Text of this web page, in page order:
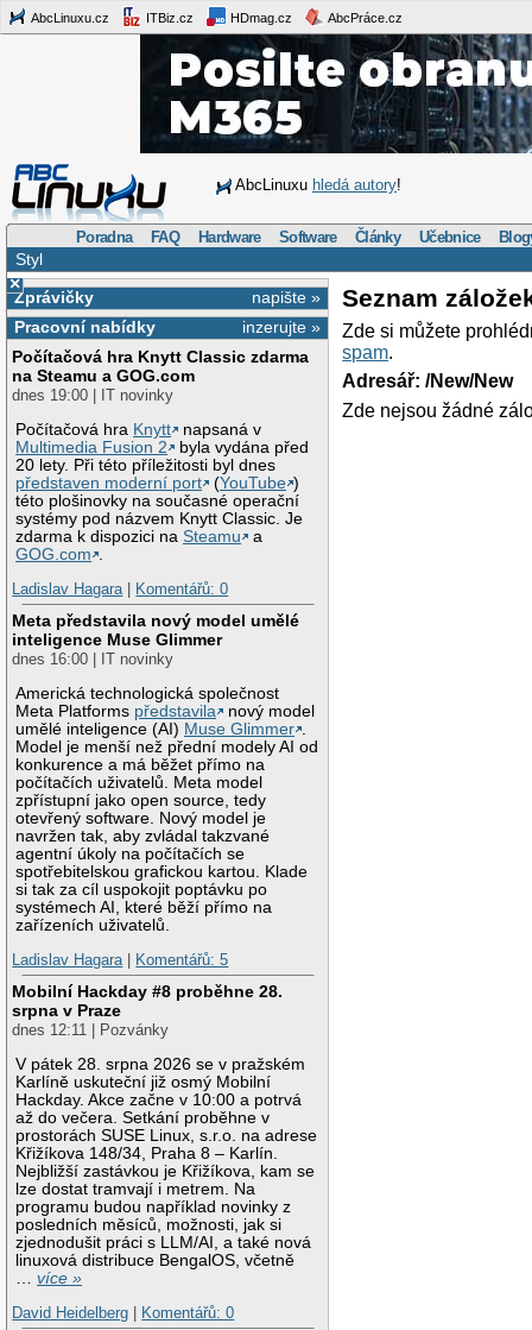
AbcLinuxu.cz ITBiz.cz HDmag.cz AbcPráce.cz
AbcLinuxu hledá autory!
Poradna FAQ Hardware Software Články Učebnice
Styl
×
napište »
Zprávičky
inzerujte »
Pracovní nabídky
Počítačová hra Knytt Classic zdarma
na Steamu a GOG.com
dnes 19:00 | IT novinky
Počítačová hra Knytt
napsaná v
Multimedia Fusion 2
byla vydána před
20 lety. Při této příležitosti byl dnes
představen moderní port
(YouTube )
této plošinovky na současné operační
systémy pod názvem Knytt Classic. Je
zdarma k dispozici naSteamu
a
GOG.com
Ladislav Hagara| Komentářů: 0
Meta představila nový model umělé
inteligence Muse Glimmer
dnes 16:00 | IT novinky
Americká technologická společnost
Meta Platforms představila
nový model
umělé inteligence (AI) Muse Glimmer
Model je menší než přední modely AI od
konkurence a má běžet přímo na
počítačích uživatelů. Meta model
zpřístupní jako open source, tedy
otevřený software. Nový model je
navržen tak, aby zvládal takzvané
agentní úkoly na počítačích se
spotřebitelskou grafickou kartou. Klade
si tak za cíl uspokojit poptávku po
systémech AI, které běží přímo na
zařízeních uživatelů.
Ladislav Hagara| Komentářů: 5
Mobilní Hackday #8 proběhne 28.
srpna v Praze
dnes 12:11 | Pozvánky
V pátek 28. srpna 2026 se v pražském
Karlíně uskuteční již osmý Mobilní
Hackday. Akce začne v 10:00 a potrvá
až do večera. Setkání proběhne v
prostorách SUSE Linux, s.r.o. na adrese
Křižíkova 148/34, Praha 8 – Karlín.
Nejbližší zastávkou je Křižíkova, kam se
lze dostat tramvají i metrem. Na
programu budou například novinky z
posledních měsíců, možnosti, jak si
zjednodušit práci s LLM/AI, a také nová
linuxová distribuce BengalOS, včetně
…více »
David Heidelberg
Komentářů: 0
Seznam
Zde si můžete
spam.
Adresář: /New/New
Zde nejsou žádné